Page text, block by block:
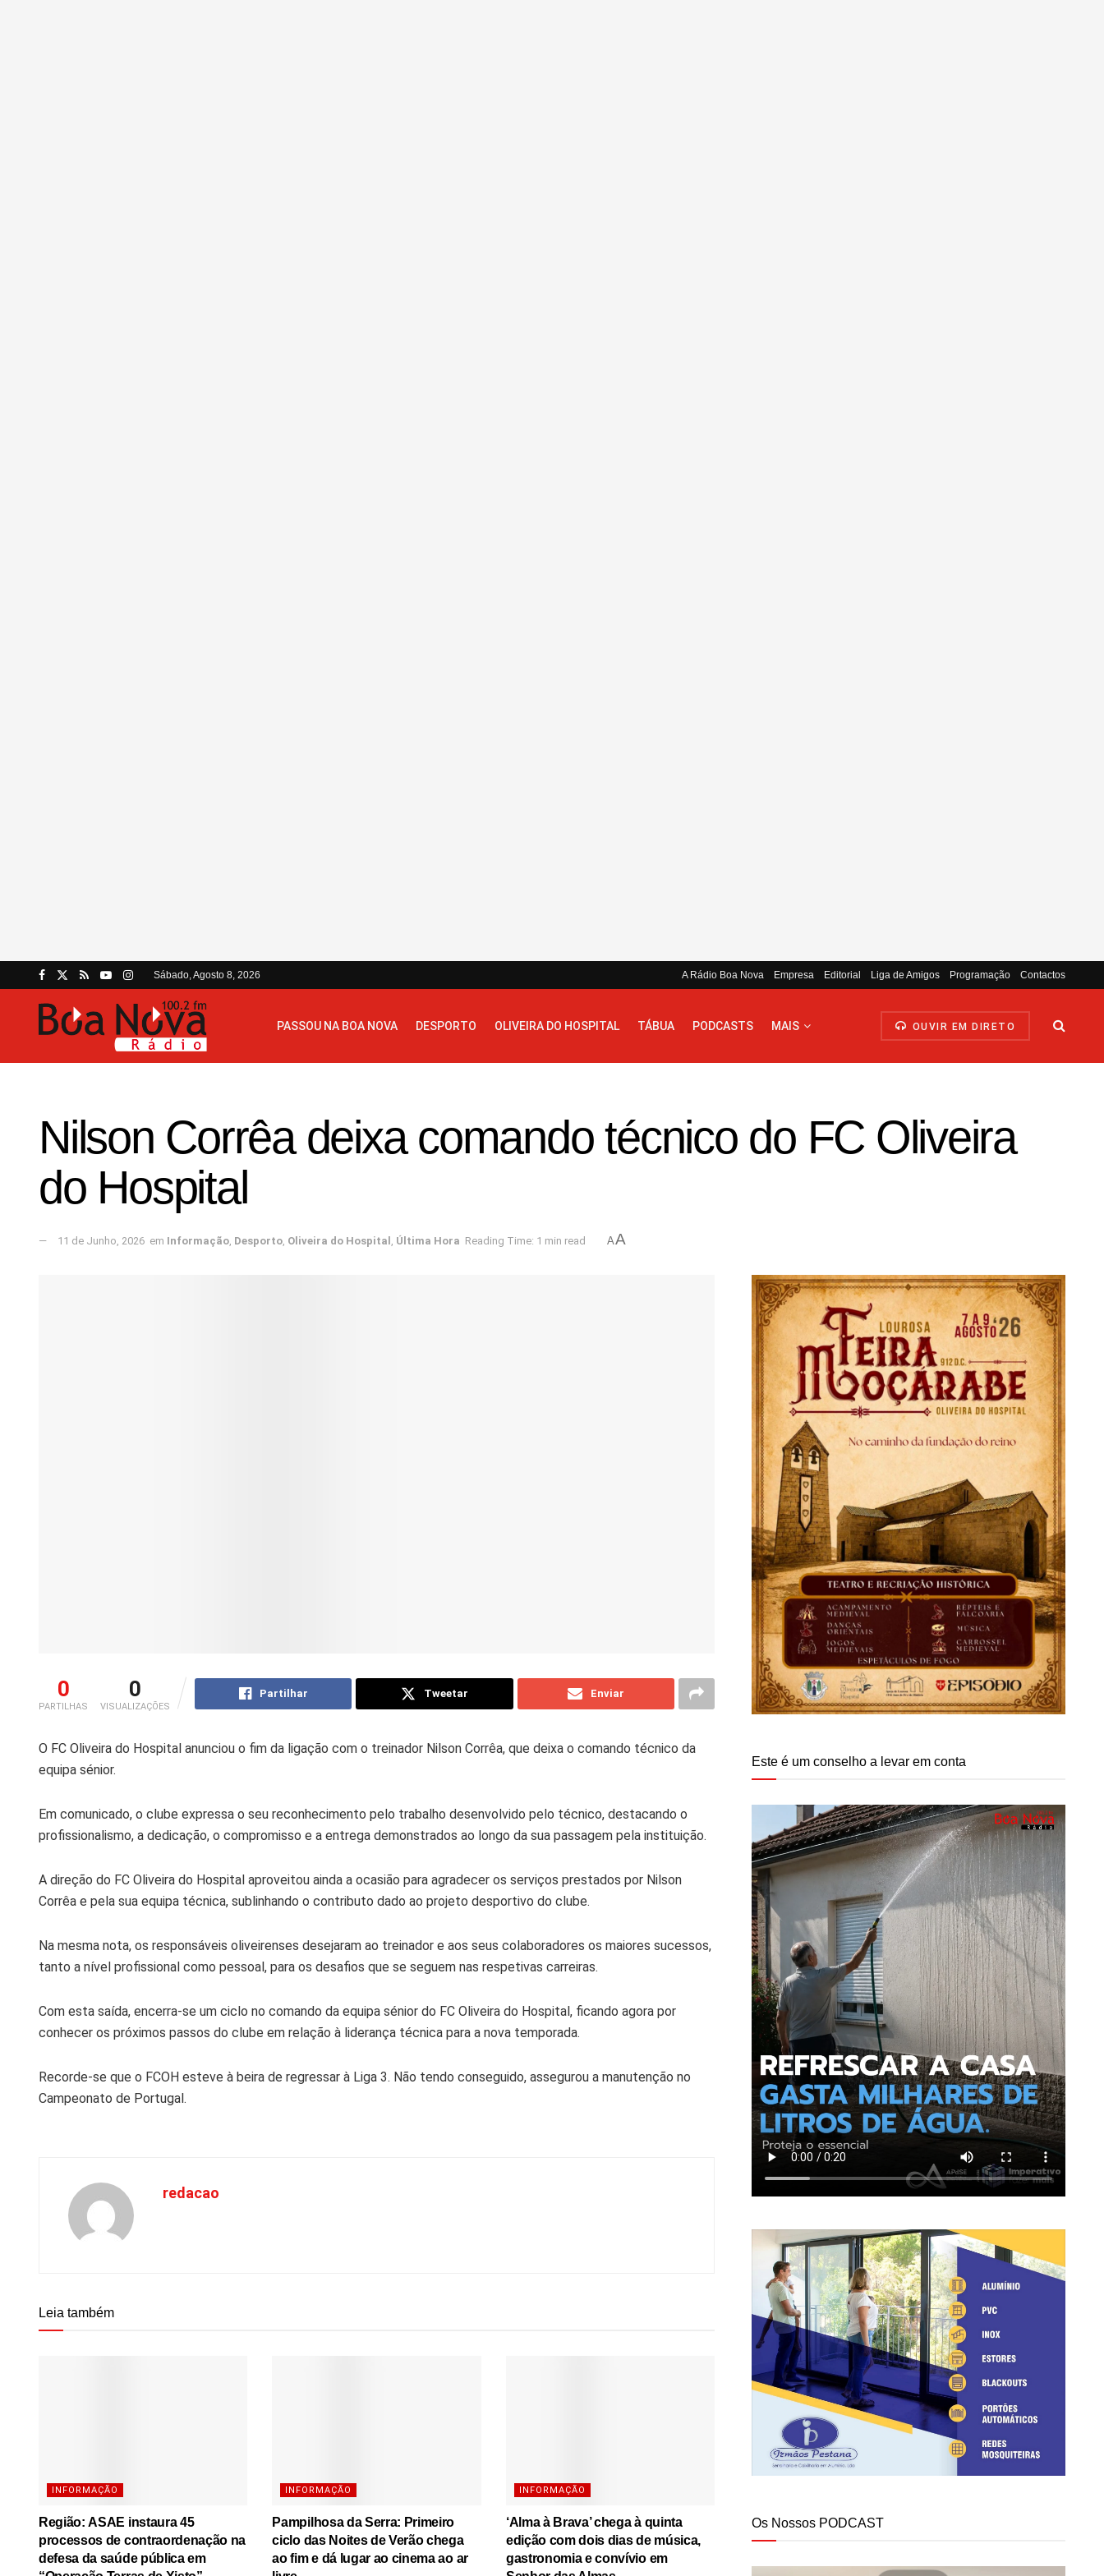
Sábado, Agosto 8, 2026 A Rádio Boa Nova Empresa Editorial Liga de Amigos Programação Contactos
PASSOU NA BOA NOVA DESPORTO OLIVEIRA DO HOSPITAL TÁBUA PODCASTS MAIS OUVIR EM DIRETO
Nilson Corrêa deixa comando técnico do FC Oliveira
do Hospital
11 de Junho, 2026 em Informação, Desporto, Oliveira do Hospital , Última Hora Reading Time: 1 min read AA
0
PARTILHAS
0
VISUALIZAÇÕES
Partilhar Tweetar Enviar
O FC Oliveira do Hospital anunciou o fim da ligação com o treinador Nilson Corrêa, que deixa o comando técnico da
equipa sénior.
Em comunicado, o clube expressa o seu reconhecimento pelo trabalho desenvolvido pelo técnico, destacando o
profissionalismo, a dedicação, o compromisso e a entrega demonstrados ao longo da sua passagem pela instituição.
A direção do FC Oliveira do Hospital aproveitou ainda a ocasião para agradecer os serviços prestados por Nilson
Corrêa e pela sua equipa técnica, sublinhando o contributo dado ao projeto desportivo do clube.
Na mesma nota, os responsáveis oliveirenses desejaram ao treinador e aos seus colaboradores os maiores sucessos,
tanto a nível profissional como pessoal, para os desafios que se seguem nas respetivas carreiras.
Com esta saída, encerra-se um ciclo no comando da equipa sénior do FC Oliveira do Hospital, ficando agora por
conhecer os próximos passos do clube em relação à liderança técnica para a nova temporada.
Recorde-se que o FCOH esteve à beira de regressar à Liga 3. Não tendo conseguido, assegurou a manutenção no
Campeonato de Portugal.
redacao
Leia também
INFORMAÇÃO
Região: ASAE instaura 45
processos de contraordenação na
defesa da saúde pública em
INFORMAÇÃO
Pampilhosa da Serra: Primeiro
ciclo das Noites de Verão chega
ao fim e dá lugar ao cinema ao ar
INFORMAÇÃO
‘Alma à Brava’ chega à quinta
edição com dois dias de música,
gastronomia e convívio em
Este é um conselho a levar em conta
Os Nossos PODCAST